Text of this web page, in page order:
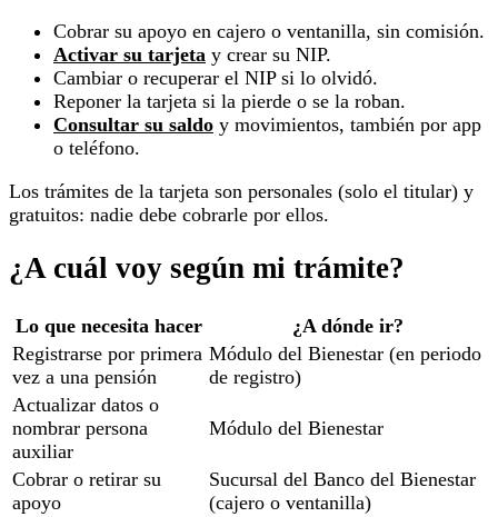
Cobrar su apoyo en cajero o ventanilla, sin comisión.
Activar su tarjeta y crear su NIP.
Cambiar o recuperar el NIP si lo olvidó.
Reponer la tarjeta si la pierde o se la roban.
Consultar su saldo y movimientos, también por app
o teléfono.
Los trámites de la tarjeta son personales (solo el titular) y
gratuitos: nadie debe cobrarle por ellos.
¿A cuál voy según mi trámite?
Lo que necesita hacer
¿A dónde ir?
Registrarse por primera
vez a una pensión
Módulo del Bienestar (en periodo
de registro)
Actualizar datos o
nombrar persona
auxiliar
Módulo del Bienestar
Cobrar o retirar su
apoyo
Sucursal del Banco del Bienestar
(cajero o ventanilla)